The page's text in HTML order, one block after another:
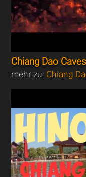
Chiang Dao
mehr zu: Chiang